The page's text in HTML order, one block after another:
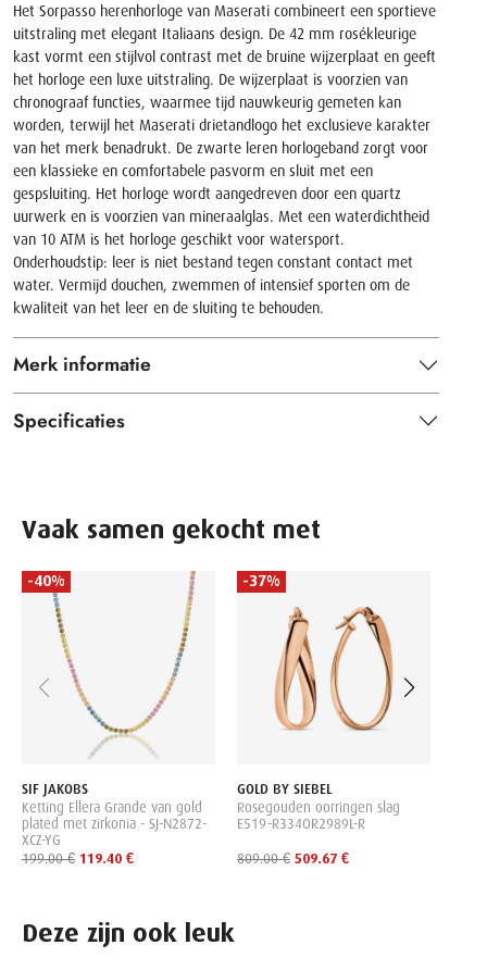
Het Sorpasso herenhorloge van Maserati combineert een sportieve
uitstraling met elegant Italiaans design. De 42 mm rosékleurige
kast vormt een stijlvol contrast met de bruine wijzerplaat en geeft
het horloge een luxe uitstraling. De wijzerplaat is voorzien van
chronograaf functies, waarmee tijd nauwkeurig gemeten kan
worden, terwijl het Maserati drietandlogo het exclusieve karakter
van het merk benadrukt. De zwarte leren horlogeband zorgt voor
een klassieke en comfortabele pasvorm en sluit met een
gespsluiting. Het horloge wordt aangedreven door een quartz
uurwerk en is voorzien van mineraalglas. Met een waterdichtheid
van 10 ATM is het horloge geschikt voor watersport.
Onderhoudstip: leer is niet bestand tegen constant contact met
water. Vermijd douchen, zwemmen of intensief sporten om de
kwaliteit van het leer en de sluiting te behouden.
Merk informatie
Specificaties
Vaak samen gekocht met
-40%
SIF JAKOBS
Ketting Ellera Grande van gold
plated met zirkonia - SJ-N2872-
XCZ-YG
199.00 € 119.40 €
-37%
GOLD BY SIEBEL
Rosegouden oorringen slag
E519-R334OR2989L-R
809.00 € 509.67 €
Deze zijn ook leuk